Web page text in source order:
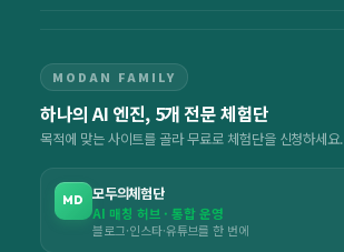
MODAN FAMILY
하나의 AI 엔진, 5개 전문 체험단
목적에 맞는 사이트를 골라 무료로 체험단을 신청하세요.
MD 모두의체험단
AI 매칭 허브 · 통합 운영
블로그·인스타·유튜브를 한 번에